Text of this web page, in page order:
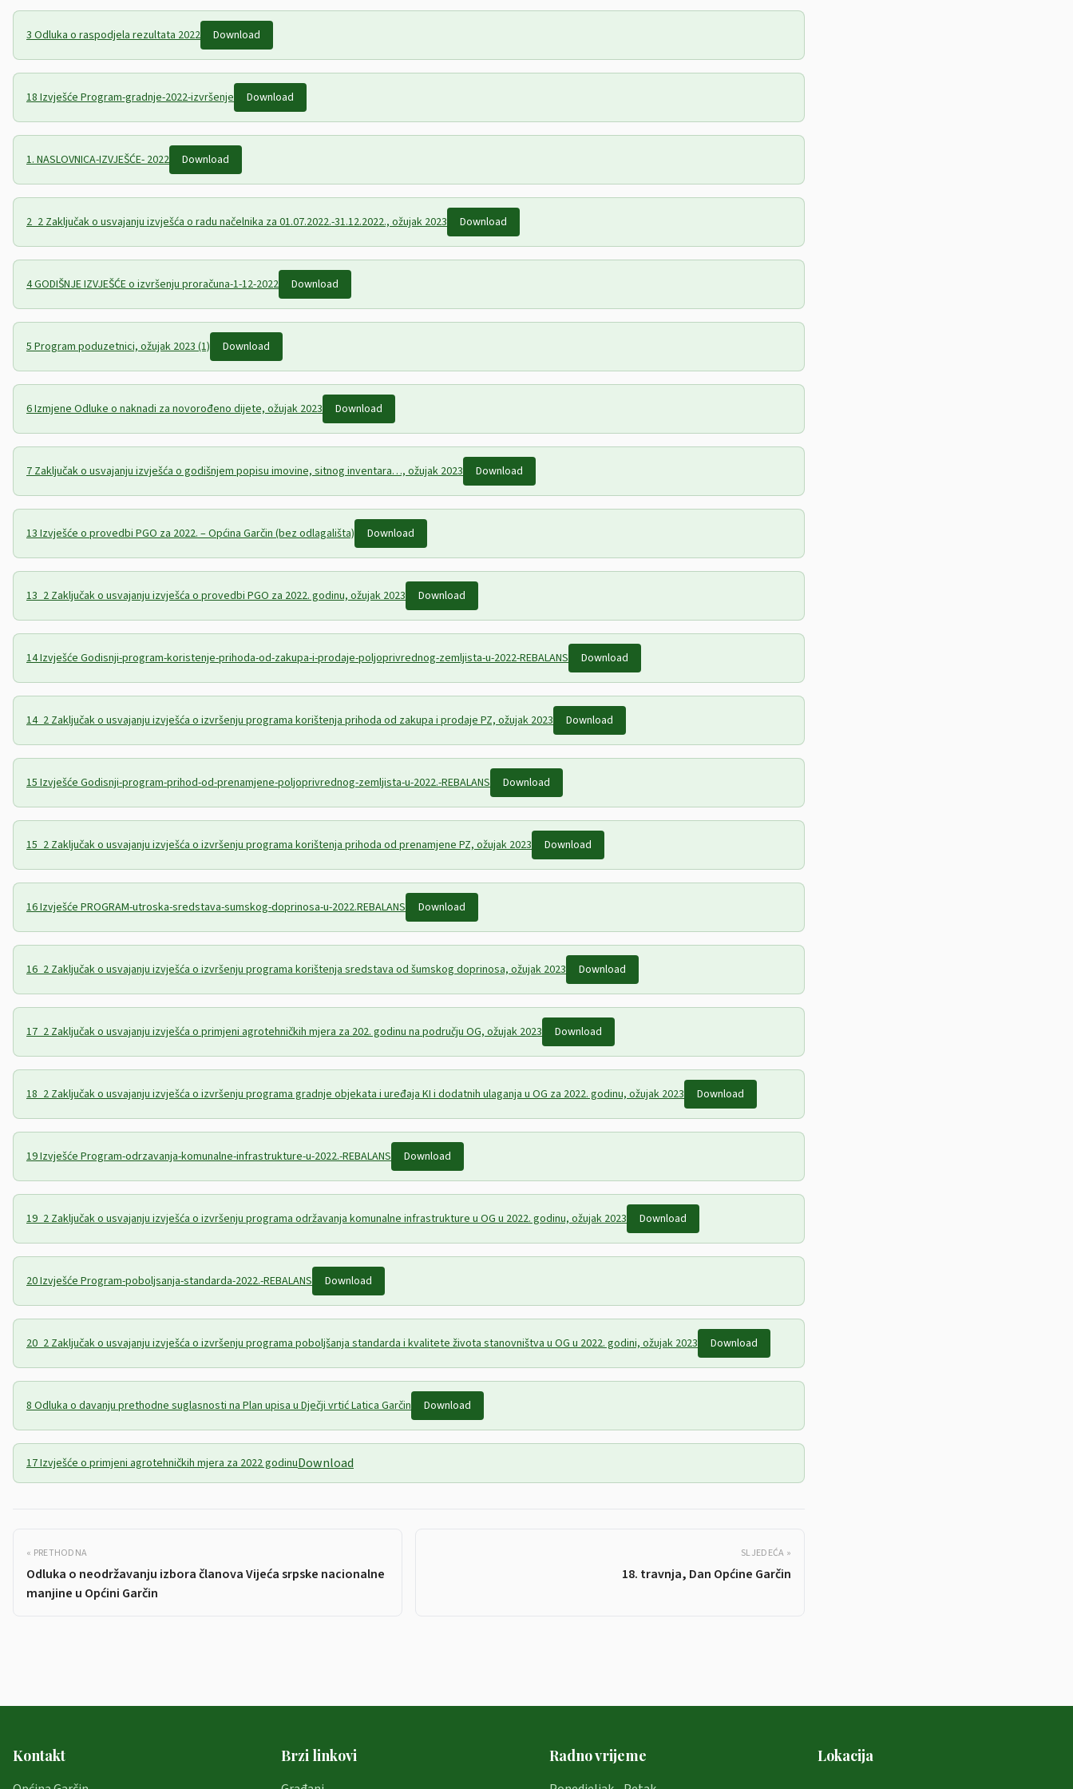
3 Odluka o raspodjela rezultata 2022 Download
18 Izvješće Program-gradnje-2022-izvršenje Download
1. NASLOVNICA-IZVJEŠĆE- 2022 Download
2_2 Zaključak o usvajanju izvješća o radu načelnika za 01.07.2022.-31.12.2022., ožujak 2023 Download
4 GODIŠNJE IZVJEŠĆE o izvršenju proračuna-1-12-2022 Download
5 Program poduzetnici, ožujak 2023 (1) Download
6 Izmjene Odluke o naknadi za novorođeno dijete, ožujak 2023 Download
7 Zaključak o usvajanju izvješća o godišnjem popisu imovine, sitnog inventara…, ožujak 2023 Download
13 Izvješće o provedbi PGO za 2022. – Općina Garčin (bez odlagališta) Download
13_2 Zaključak o usvajanju izvješća o provedbi PGO za 2022. godinu, ožujak 2023 Download
14 Izvješće Godisnji-program-koristenje-prihoda-od-zakupa-i-prodaje-poljoprivrednog-zemljista-u-2022-REBALANS Download
14_2 Zaključak o usvajanju izvješća o izvršenju programa korištenja prihoda od zakupa i prodaje PZ, ožujak 2023 Download
15 Izvješće Godisnji-program-prihod-od-prenamjene-poljoprivrednog-zemljista-u-2022.-REBALANS Download
15_2 Zaključak o usvajanju izvješća o izvršenju programa korištenja prihoda od prenamjene PZ, ožujak 2023 Download
16 Izvješće PROGRAM-utroska-sredstava-sumskog-doprinosa-u-2022.REBALANS Download
16_2 Zaključak o usvajanju izvješća o izvršenju programa korištenja sredstava od šumskog doprinosa, ožujak 2023 Download
17_2 Zaključak o usvajanju izvješća o primjeni agrotehničkih mjera za 202. godinu na području OG, ožujak 2023 Download
18_2 Zaključak o usvajanju izvješća o izvršenju programa gradnje objekata i uređaja KI i dodatnih ulaganja u OG za 2022. godinu, ožujak 2023 Download
19 Izvješće Program-odrzavanja-komunalne-infrastrukture-u-2022.-REBALANS Download
19_2 Zaključak o usvajanju izvješća o izvršenju programa održavanja komunalne infrastrukture u OG u 2022. godinu, ožujak 2023 Download
20 Izvješće Program-poboljsanja-standarda-2022.-REBALANS Download
20_2 Zaključak o usvajanju izvješća o izvršenju programa poboljšanja standarda i kvalitete života stanovništva u OG u 2022. godini, ožujak 2023 Download
8 Odluka o davanju prethodne suglasnosti na Plan upisa u Dječji vrtić Latica Garčin Download
17 Izvješće o primjeni agrotehničkih mjera za 2022 godinuDownload
« PRETHODNA
Odluka o neodržavanju izbora članova Vijeća srpske nacionalne
manjine u Općini Garčin
SLJEDEĆA »
18. travnja, Dan Općine Garčin
Kontakt Brzi linkovi Radno vrijeme Lokacija